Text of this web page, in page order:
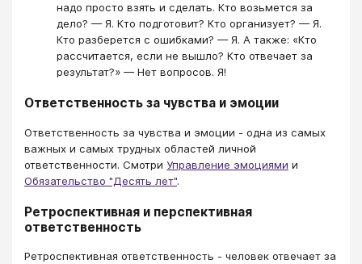
надо просто взять и сделать. Кто возьмется за
дело? — Я. Кто подготовит? Кто организует? — Я.
Кто разберется с ошибками? — Я. А также: «Кто
рассчитается, если не вышло? Кто отвечает за
результат?» — Нет вопросов. Я!
Ответственность за чувства и эмоции
Ответственность за чувства и эмоции - одна из самых
важных и самых трудных областей личной
ответственности. Смотри Управление эмоциями и
Обязательство "Десять лет".
Ретроспективная и перспективная
ответственность
Ретроспективная ответственность - человек отвечает за